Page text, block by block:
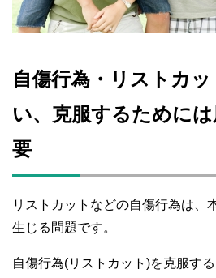
自傷行為・リストカ
い、克服するために
要
リストカットなどの自傷行為は、
生じる問題です。
自傷行為(リストカット)を克服す